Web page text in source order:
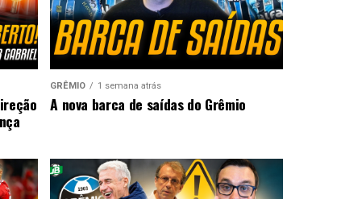
GRÊMIO 1 semana atrás
A nova barca de saídas do Grêmio